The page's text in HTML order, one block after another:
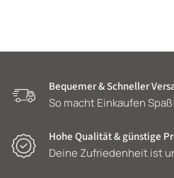
Bequemer & Schneller
So macht Einkaufen Spaß!
Hohe Qualität & günstige
Deine Zufriedenheit ist